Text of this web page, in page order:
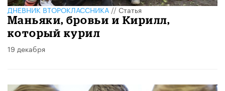
ДНЕВНИК ВТОРОКЛАССНИКА//Статья
Маньяки, бровьи и Кирилл,
который курил
19 декабря